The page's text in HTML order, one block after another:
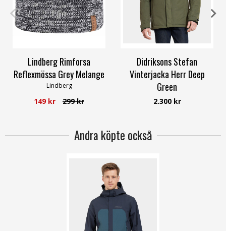
3/52-56cm 4/56-60cm
Lindberg Rimforsa
Reflexmössa Grey Melange
Lindberg
149 kr 299 kr
XL XXXL
Didriksons Stefan
Vinterjacka Herr Deep
Green
Didriksons
2.300 kr
Andra köpte också